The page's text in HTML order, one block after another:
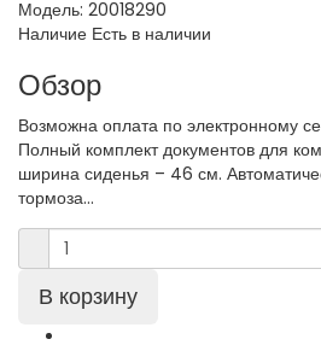
Модель: 20018290
Наличие Есть в наличии
Обзор
Возможна оплата по электронному
Полный комплект документов для
ширина сиденья – 46 см.
тормоза...